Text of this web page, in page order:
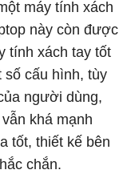
máy tính xách
này còn được
tính xách tay tốt
số cấu hình, tùy
người dùng,
khá mạnh
tốt, thiết kế bên
chắn.